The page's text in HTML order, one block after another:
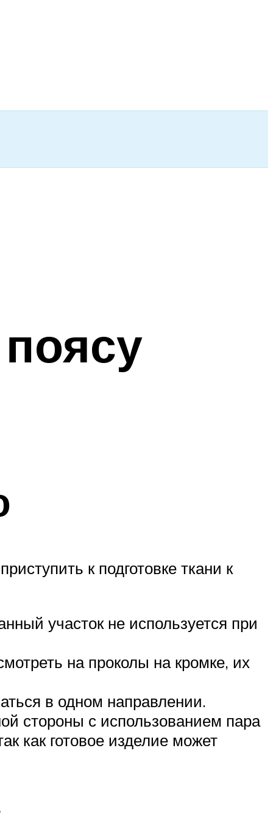
к подготовке ткани к
участок не используется при
на проколы на кромке, их
в одном направлении.
стороны с использованием пара
как готовое изделие может